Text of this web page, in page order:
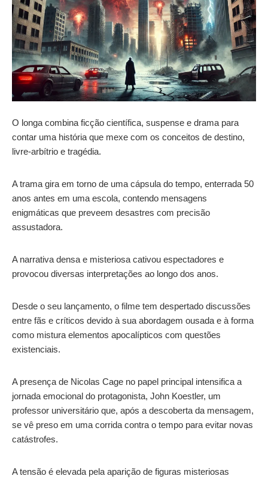
O longa combina ficção científica, suspense e drama para
contar uma história que mexe com os conceitos de destino,
livre-arbítrio e tragédia.
A trama gira em torno de uma cápsula do tempo, enterrada 50
anos antes em uma escola, contendo mensagens
enigmáticas que preveem desastres com precisão
assustadora.
A narrativa densa e misteriosa cativou espectadores e
provocou diversas interpretações ao longo dos anos.
Desde o seu lançamento, o filme tem despertado discussões
entre fãs e críticos devido à sua abordagem ousada e à forma
como mistura elementos apocalípticos com questões
existenciais.
A presença de Nicolas Cage no papel principal intensifica a
jornada emocional do protagonista, John Koestler, um
professor universitário que, após a descoberta da mensagem,
se vê preso em uma corrida contra o tempo para evitar novas
catástrofes.
A tensão é elevada pela aparição de figuras misteriosas